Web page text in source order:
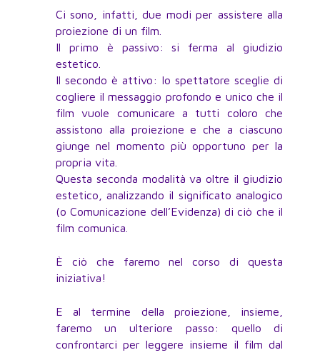
Ci sono, infatti, due modi per assistere alla
proiezione di un film.
Il primo è passivo: si ferma al giudizio
estetico.
Il secondo è attivo: lo spettatore sceglie di
cogliere il messaggio profondo e unico che il
film vuole comunicare a tutti coloro che
assistono alla proiezione e che a ciascuno
giunge nel momento più opportuno per la
propria vita.
Questa seconda modalità va oltre il giudizio
estetico, analizzando il significato analogico
(o Comunicazione dell’Evidenza) di ciò che il
film comunica.
È ciò che faremo nel corso di questa
iniziativa!
E al termine della proiezione, insieme,
faremo un ulteriore passo: quello di
confrontarci per leggere insieme il film dal